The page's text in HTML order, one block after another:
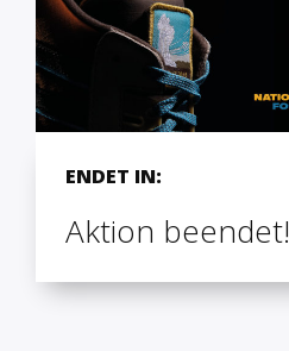
ENDET IN:
Aktion beendet!